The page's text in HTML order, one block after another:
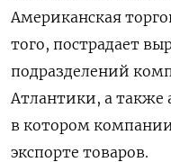
Американская
того, пострадает
подразделений
Атлантики, а также
в котором
экспорте товаров.